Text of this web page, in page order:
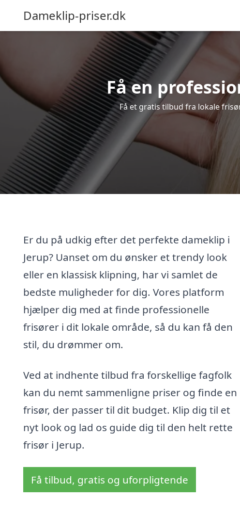
Dameklip-priser.dk
Få en
Få et gratis tilbud fra lokale
Er du på udkig efter det perfekte dameklip i
Jerup? Uanset om du ønsker et trendy look
eller en klassisk klipning, har vi samlet de
bedste muligheder for dig. Vores platform
hjælper dig med at finde professionelle
frisører i dit lokale område, så du kan få den
stil, du drømmer om.
Ved at indhente tilbud fra forskellige fagfolk
kan du nemt sammenligne priser og finde en
frisør, der passer til dit budget. Klip dig til et
nyt look og lad os guide dig til den helt rette
frisør i Jerup.
Få tilbud, gratis og uforpligtende